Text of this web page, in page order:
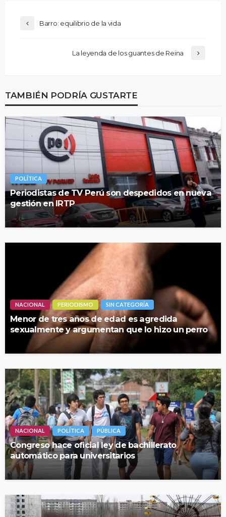
Barro: equilibrio de la vida
La leyenda de los guantes de Reina
TAMBIÉN PODRÍA GUSTARTE
POLÍTICA
Periodistas de TV Perú son despedidos en nueva
gestión en IRTP
NACIONAL PERIODISMO SIN CATEGORÍA
Menor de tres años de edad es agredida
sexualmente y argumentan que lo hizo un perro
NACIONAL POLÍTICA PÚBLICA
Congreso hace oficial ley de bachillerato
automático para universitarios